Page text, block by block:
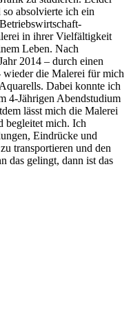
absolvierte ich ein
in ihrer Vielfältigkeit
Leben. Nach
2014 – durch einen
die Malerei für mich
Dabei konnte ich
4-Jährigen Abendstudium
lässt mich die Malerei
begleitet mich. Ich
Eindrücke und
transportieren und den
das gelingt, dann ist das